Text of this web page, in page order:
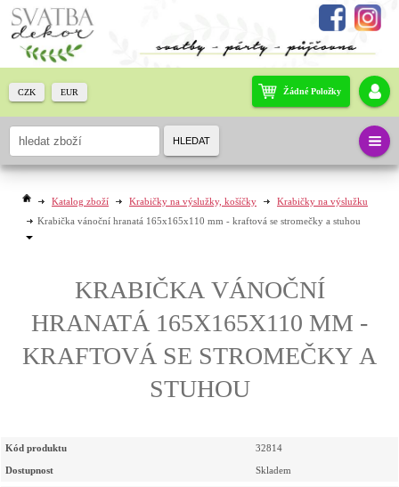
Katalog zboží Krabičky na výslužky, košíčky
Krabičky na výslužku
Krabička vánoční hranatá 165x165x110 mm - kraftová se stromečky a stuhou
KRABIČKA VÁNOČNÍ
HRANATÁ 165X165X110 MM -
KRAFTOVÁ SE STROMEČKY A
STUHOU
Kód produktu 32814
Dostupnost Skladem
Žádné Položky
CZK EUR
HLEDAT